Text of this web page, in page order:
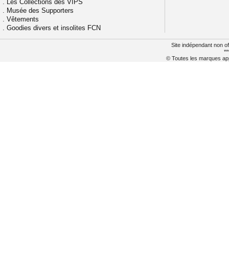
. Les Collections des VIPS
. Musée des Supporters
. Vêtements
. Goodies divers et insolites FCN
Site indépendant non
© Toutes les marques